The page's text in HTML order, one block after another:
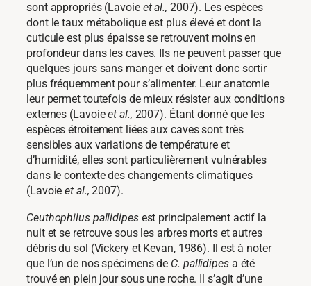
sont appropriés (Lavoie et al., 2007). Les espèces
dont le taux métabolique est plus élevé et dont la
cuticule est plus épaisse se retrouvent moins en
profondeur dans les caves. Ils ne peuvent passer que
quelques jours sans manger et doivent donc sortir
plus fréquemment pour s’alimenter. Leur anatomie
leur permet toutefois de mieux résister aux conditions
externes (Lavoieet al., 2007). Étant donné que les
espèces étroitement liées aux caves sont très
sensibles aux variations de température et
d’humidité, elles sont particulièrement vulnérables
dans le contexte des changements climatiques
(Lavoieet al.,2007).
Ceuthophilus pallidipes est principalement actif la
nuit et se retrouve sous les arbres morts et autres
débris du sol (Vickery et Kevan, 1986). Il est à noter
que l’un de nos spécimens de C. pallidipesa été
trouvé en plein jour sous une roche. Il s’agit d’une